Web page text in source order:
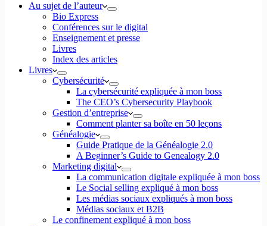
Au sujet de l’auteur
Bio Express
Conférences sur le digital
Enseignement et presse
Livres
Index des articles
Livres
Cybersécurité
La cybersécurité expliquée à mon boss
The CEO’s Cybersecurity Playbook
Gestion d’entreprise
Comment planter sa boîte en 50 leçons
Généalogie
Guide Pratique de la Généalogie 2.0
A Beginner’s Guide to Genealogy 2.0
Marketing digital
La communication digitale expliquée à mon boss
Le Social selling expliqué à mon boss
Les médias sociaux expliqués à mon boss
Médias sociaux et B2B
Le confinement expliqué à mon boss